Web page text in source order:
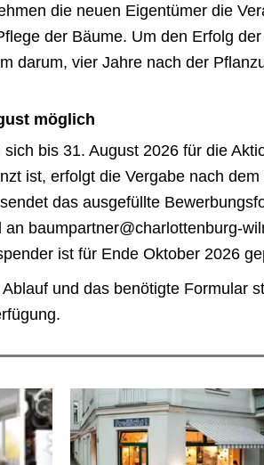
die neuen Eigentümer die
der Bäume. Um den Erfolg
darum, vier Jahre nach der
möglich
bis 31. August 2026 für die
ist, erfolgt die Vergabe nach
das ausgefüllte
baumpartner@charlottenburg-
ist für Ende Oktober 2026
und das benötigte Formular